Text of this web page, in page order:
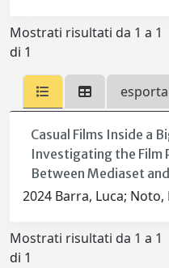
Mostrati risultati da 1 a 1
di 1
Casual Films Inside a
Investigating the Film
Between Mediaset
2024 Barra, Luca; Noto,
Mostrati risultati da 1 a 1
di 1